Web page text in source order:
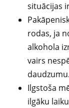
situācijas
rodas, ja
alkohola
vairs
daudzumu.
Ilgstoša
ilgāku